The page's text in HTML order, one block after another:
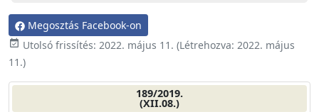
Megosztás Facebook-on
event_available Utolsó frissítés: 2022. május 11. (Létrehozva: 2022. május
11.)
189/2019.
(XII.08.)